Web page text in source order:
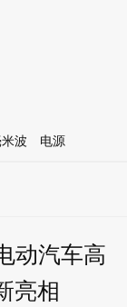
波
电源
动汽车高
亮相